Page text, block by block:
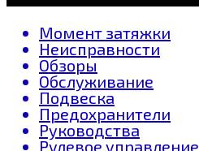
Момент затяжки
Неисправности
Обзоры
Обслуживание
Подвеска
Предохранители
Руководства
Рулевое управление